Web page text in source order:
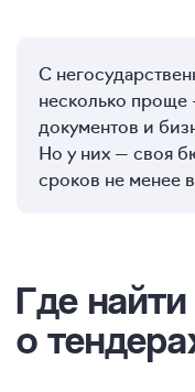
С
несколько проще
документов и
Но у них — своя
сроков не менее
Где
о